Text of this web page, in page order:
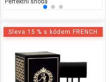
Sleva 15 % s kódem FRENCH